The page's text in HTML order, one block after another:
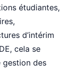
étudiantes,
d’intérim
cela se
gestion des